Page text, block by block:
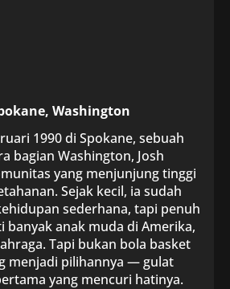
Washington
1990 di Spokane, sebuah
bagian Washington, Josh
yang menjunjung tinggi
Sejak kecil, ia sudah
sederhana, tapi penuh
banyak anak muda di Amerika,
Tapi bukan bola basket
menjadi pilihannya — gulat
yang mencuri hatinya.